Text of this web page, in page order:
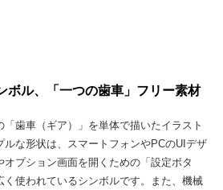
ボル、「一つの歯車」フリー素材
歯車（ギア）」を単体で描いたイラスト
ルな形状は、スマートフォンやPCのUIデザ
プション画面を開くための「設定ボタ
く使われているシンボルです。また、機械